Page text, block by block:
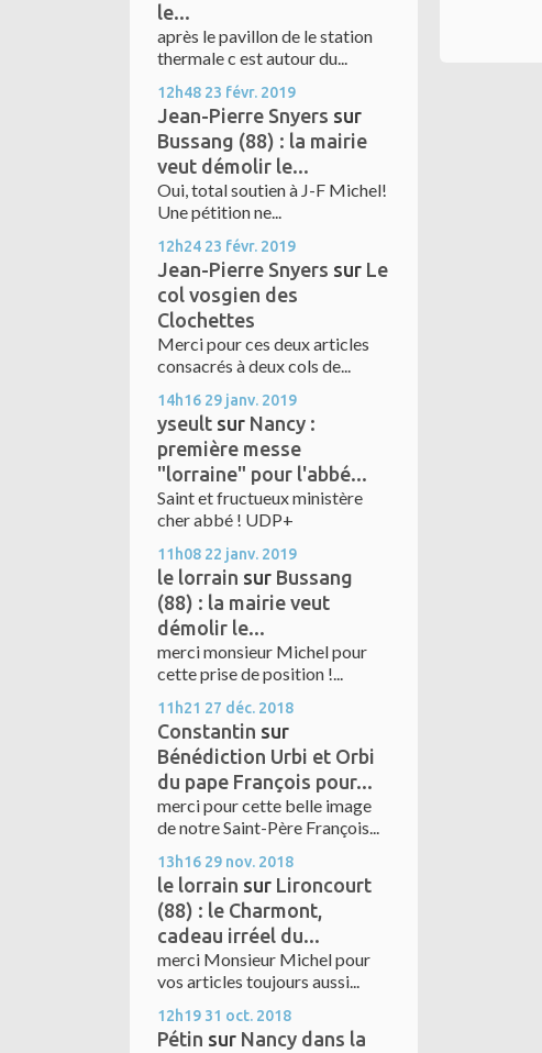
le...
après le pavillon de le station
thermale c est autour du...
12h48 23 févr. 2019
Jean-Pierre Snyers sur
Bussang (88) : la mairie
veut démolir le...
Oui, total soutien à J-F Michel!
Une pétition ne...
12h24 23 févr. 2019
Jean-Pierre Snyers sur Le
col vosgien des
Clochettes
Merci pour ces deux articles
consacrés à deux cols de...
14h16 29 janv. 2019
yseult sur Nancy :
première messe
"lorraine" pour l'abbé...
Saint et fructueux ministère
cher abbé ! UDP+
11h08 22 janv. 2019
le lorrain sur Bussang
(88) : la mairie veut
démolir le...
merci monsieur Michel pour
cette prise de position !...
11h21 27 déc. 2018
Constantin sur
Bénédiction Urbi et Orbi
du pape François pour...
merci pour cette belle image
de notre Saint-Père François...
13h16 29 nov. 2018
le lorrain sur Lironcourt
(88) : le Charmont,
cadeau irréel du...
merci Monsieur Michel pour
vos articles toujours aussi...
12h19 31 oct. 2018
Pétin sur Nancy dans la